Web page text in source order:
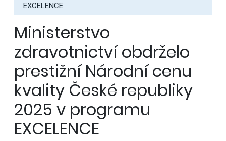
EXCELENCE
Ministerstvo
zdravotnictví obdrželo
prestižní Národní cenu
kvality České republiky
2025 v programu
EXCELENCE